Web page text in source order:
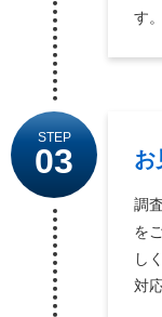
す。
STEP
03 お
調
を
し
対